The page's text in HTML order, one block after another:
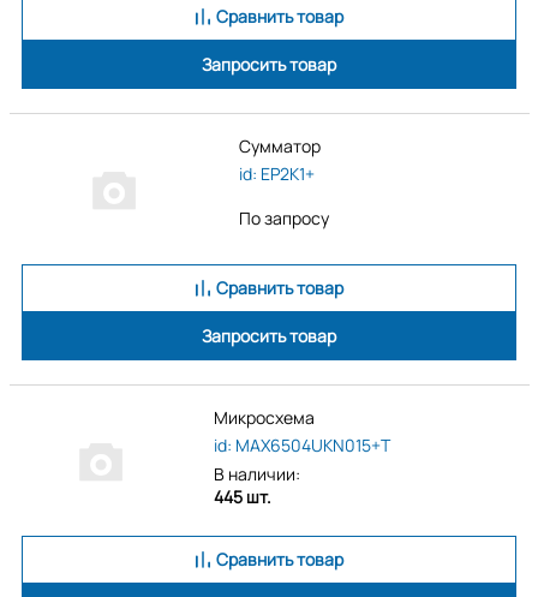
Сравнить товар
Запросить товар
Сумматор
id: EP2K1+
По запросу
Сравнить товар
Запросить товар
Микросхема
id: MAX6504UKN015+T
В наличии:
445 шт.
Сравнить товар